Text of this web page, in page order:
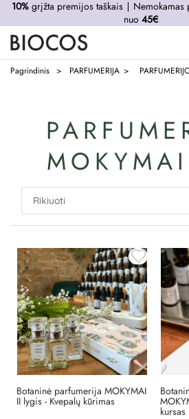
10%grįžta premijos taškais ∣ Nemokamas
nuo45€
Pagrindinis PARFUMERIJA
Botaninė parfumerija MOKYMAI
II lygis - Kvepalų kūrimas MOKYMAI I
kursas